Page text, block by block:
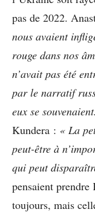
pas de 2022.
nous avaient
rouge dans nos
n’avait pas été
par le narratif
eux se
Kundera : « La
peut-être à
qui peut
pensaient
toujours, mais